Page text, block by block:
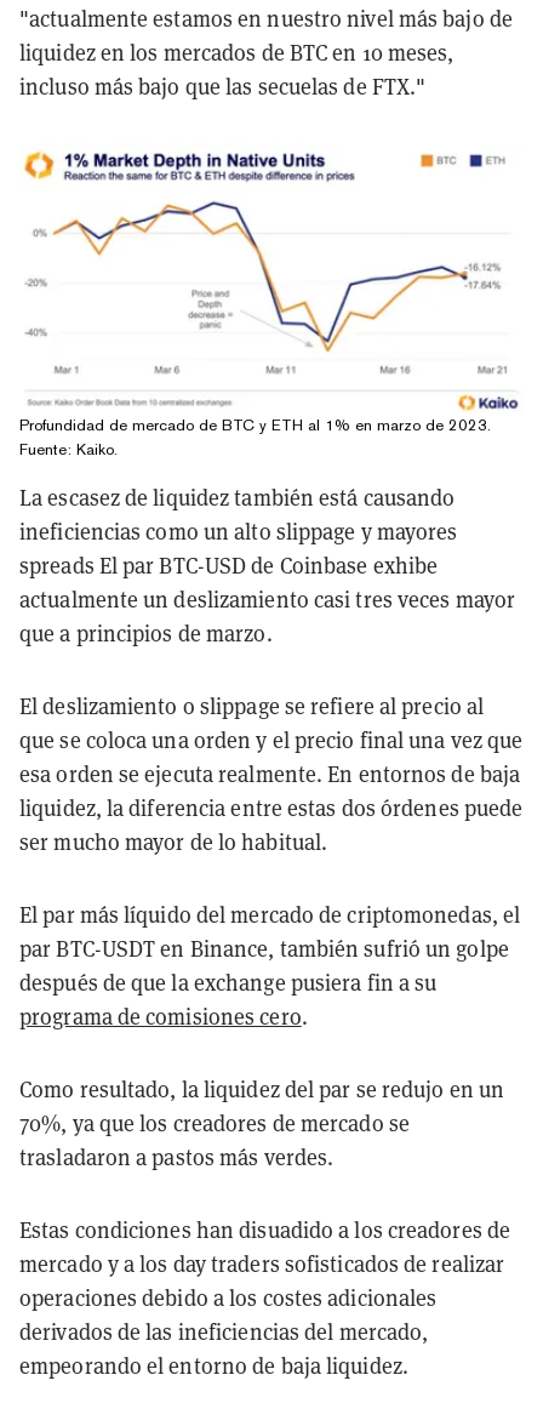
"actualmente estamos en nuestro nivel más bajo de
liquidez en los mercados de BTC en 10 meses,
incluso más bajo que las secuelas de FTX."
Profundidad de mercado de BTC y ETH al 1% en marzo de 2023.
Fuente: Kaiko.
La escasez de liquidez también está causando
ineficiencias como un alto slippage y mayores
spreads El par BTC-USD de Coinbase exhibe
actualmente un deslizamiento casi tres veces mayor
que a principios de marzo.
El deslizamiento o slippage se refiere al precio al
que se coloca una orden y el precio final una vez que
esa orden se ejecuta realmente. En entornos de baja
liquidez, la diferencia entre estas dos órdenes puede
ser mucho mayor de lo habitual.
El par más líquido del mercado de criptomonedas, el
par BTC-USDT en Binance, también sufrió un golpe
después de que la exchange pusiera fin a su
programa de comisiones cero.
Como resultado, la liquidez del par se redujo en un
70%, ya que los creadores de mercado se
trasladaron a pastos más verdes.
Estas condiciones han disuadido a los creadores de
mercado y a los day traders sofisticados de realizar
operaciones debido a los costes adicionales
derivados de las ineficiencias del mercado,
empeorando el entorno de baja liquidez.